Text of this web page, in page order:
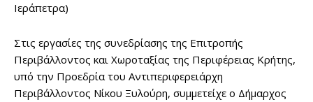
Ιεράπετρα)
Στις εργασίες της συνεδρίασης της Επιτροπής
Περιβάλλοντος και Χωροταξίας της Περιφέρειας Κρήτης,
υπό την Προεδρία του Αντιπεριφερειάρχη
Περιβάλλοντος Νίκου Ξυλούρη, συμμετείχε ο Δήμαρχος